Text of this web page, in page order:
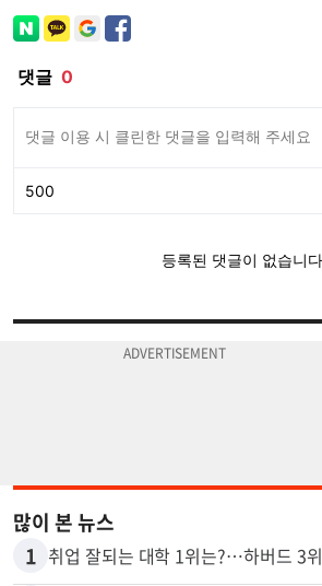
많이 본 뉴스
1 취업 잘되는 대학 1위는?…하버드 3위